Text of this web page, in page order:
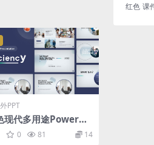
PPT
现代多用途Powerpo
板下载 Sociency Bl
Modern Multipurpo
0 81 14
红色 课